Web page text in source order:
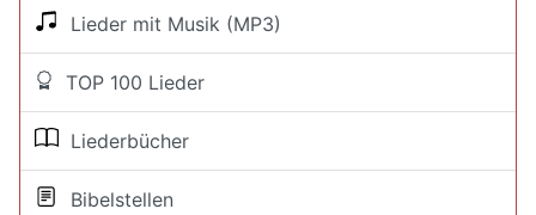
Lieder mit Musik (MP3)
TOP 100 Lieder
Liederbücher
Bibelstellen